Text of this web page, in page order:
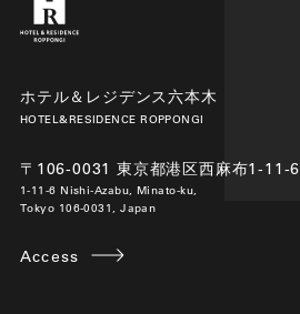
ホテル＆レジデンス六本木
HOTEL&RESIDENCE ROPPONGI
〒106-0031 東京都港区西麻布1-11-6
1-11-6 Nishi-Azabu, Minato-ku,
Tokyo 106-0031, Japan
Access